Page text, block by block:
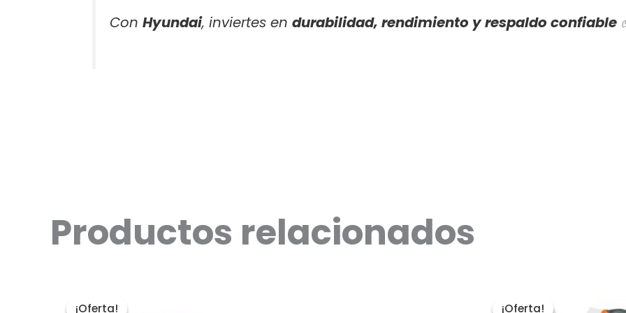
Con Hyundai, inviertes en durabilidad, rendimiento y respaldo confiable
Productos relacionados
¡Oferta!
¡Oferta! ¡Oferta!
¡Oferta!